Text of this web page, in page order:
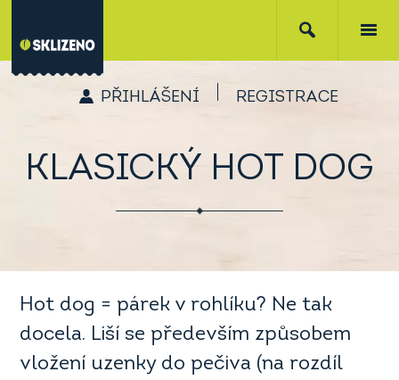
PŘIHLÁŠENÍ REGISTRACE
KLASICKÝ HOT DOG
Hot dog = párek v rohlíku? Ne tak
docela. Liší se především způsobem
vložení uzenky do pečiva (na rozdíl